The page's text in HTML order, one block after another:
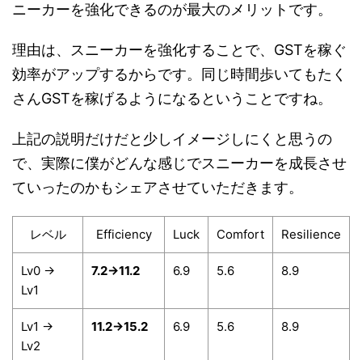
ニーカーを強化できるのが最大のメリットです。
理由は、スニーカーを強化することで、GSTを稼ぐ
効率がアップするからです。同じ時間歩いてもたく
さんGSTを稼げるようになるということですね。
上記の説明だけだと少しイメージしにくと思うの
で、実際に僕がどんな感じでスニーカーを成長させ
ていったのかもシェアさせていただきます。
レベル Efficiency Luck Comfort Resilience
Lv0 →
Lv1
7.2→11.2 6.9 5.6 8.9
Lv1 →
Lv2
11.2→15.2 6.9 5.6 8.9